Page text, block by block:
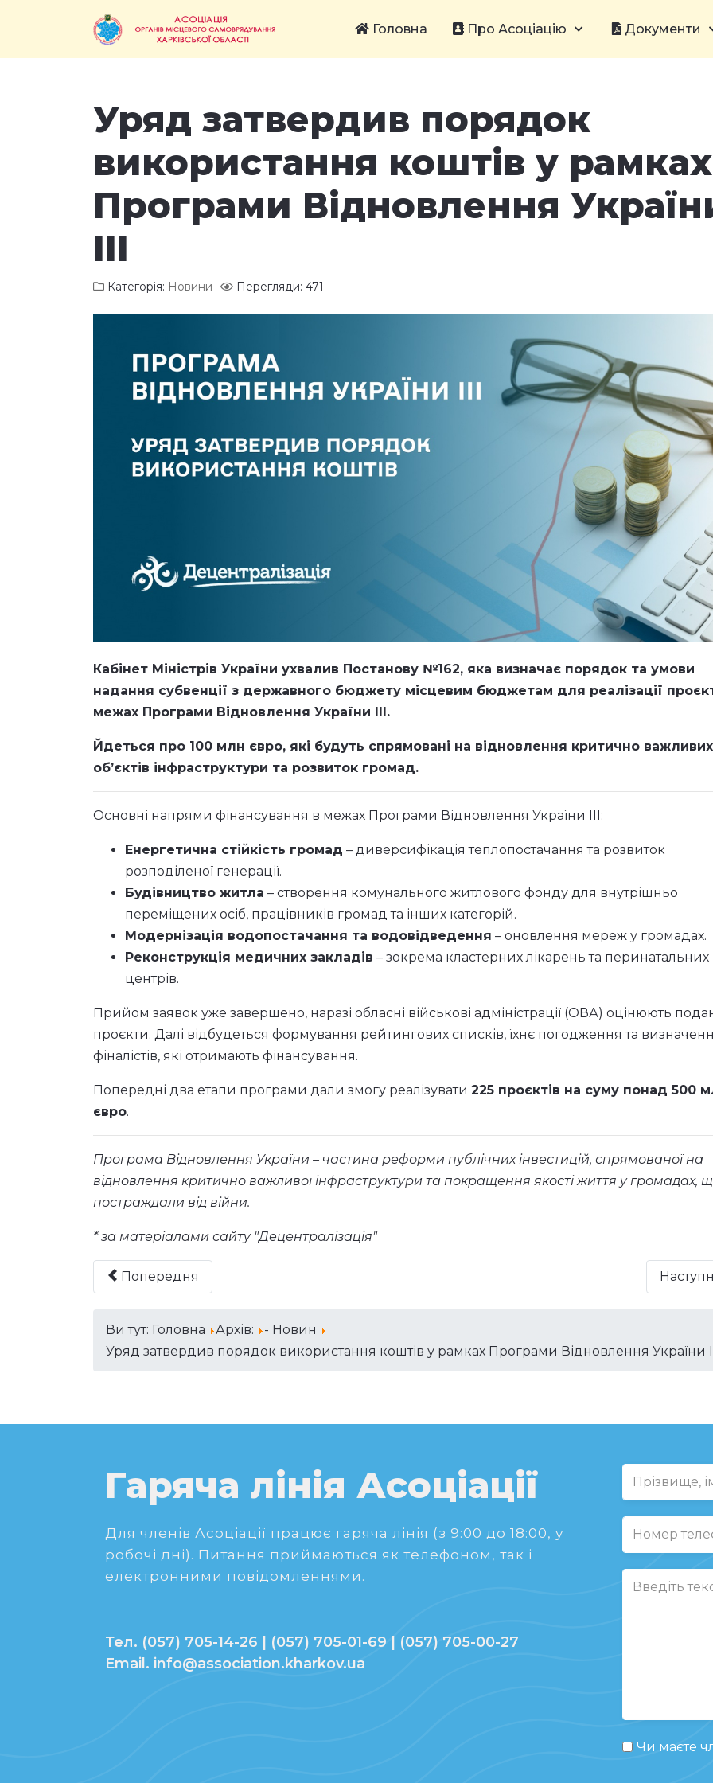
Головна Про Асоціацію Документи
Уряд затвердив порядок
використання коштів у рамках
Програми Відновлення
III
Категорія: Новини Перегляди: 471
Кабінет Міністрів України ухвалив Постанову №162, яка визначає порядок та умови
надання субвенції з державного бюджету місцевим бюджетам для реалізації
межах Програми Відновлення України III.
Йдеться про 100 млн євро, які будуть спрямовані на відновлення критично важливих
об’єктів інфраструктури та розвиток громад.
Основні напрями фінансування в межах Програми Відновлення України III:
Енергетична стійкість громад – диверсифікація теплопостачання та розвиток
розподіленої генерації.
Будівництво житла – створення комунального житлового фонду для внутрішньо
переміщених осіб, працівників громад та інших категорій.
Модернізація водопостачання та водовідведення – оновлення мереж у громадах.
Реконструкція медичних закладів – зокрема кластерних лікарень та перинатальних
центрів.
Прийом заявок уже завершено, наразі обласні військові адміністрації (ОВА) оцінюють
проєкти. Далі відбудеться формування рейтингових списків, їхнє погодження та
фіналістів, які отримають фінансування.
Попередні два етапи програми дали змогу реалізувати 225 проєктів на суму понад 500
євро.
Програма Відновлення України – частина реформи публічних інвестицій, спрямованої на
відновлення критично важливої інфраструктури та покращення якості життя у громадах,
постраждали від війни.
* за матеріалами сайту "Децентралізація"
Попередня
Ви тут: Головна Архів:
- Новин
Уряд затвердив порядок використання коштів у рамках Програми Відновлення України
Гаряча лінія Асоціації
Для членів Асоціації працює гаряча лінія (з 9:00 до 18:00, у
робочі дні). Питання приймаються як телефоном, так і
електронними повідомленнями.
Тел. (057) 705-14-26 | (057) 705-01-69 | (057) 705-00-27
Email. info@association.kharkov.ua
Чи маєте